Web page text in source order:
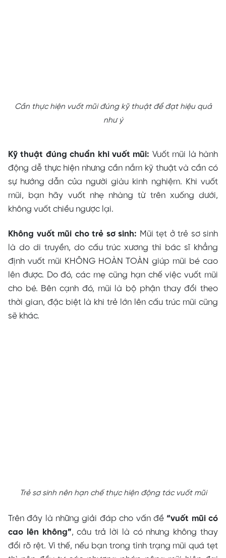
Cần thực hiện vuốt mũi đúng kỹ thuật để đạt hiệu quả
như ý
Kỹ thuật đúng chuẩn khi vuốt mũi: Vuốt mũi là hành
động dễ thực hiện nhưng cần nắm kỹ thuật và cần có
sự hướng dẫn của người giàu kinh nghiệm. Khi vuốt
mũi, bạn hãy vuốt nhẹ nhàng từ trên xuống dưới,
không vuốt chiều ngược lại.
Không vuốt mũi cho trẻ sơ sinh: Mũi tẹt ở trẻ sơ sinh
là do di truyền, do cấu trúc xương thì bác sĩ khẳng
định vuốt mũi KHÔNG HOÀN TOÀN giúp mũi bé cao
lên được. Do đó, các mẹ cũng hạn chế việc vuốt mũi
cho bé. Bên cạnh đó, mũi là bộ phận thay đổi theo
thời gian, đặc biệt là khi trẻ lớn lên cấu trúc mũi cũng
sẽ khác.
Trẻ sơ sinh nên hạn chế thực hiện động tác vuốt mũi
Trên đây là những giải đáp cho vấn đề “vuốt mũi có
cao lên không”, câu trả lời là có nhưng không thay
đổi rõ rệt. Vì thế, nếu bạn trong tình trạng mũi quá tẹt